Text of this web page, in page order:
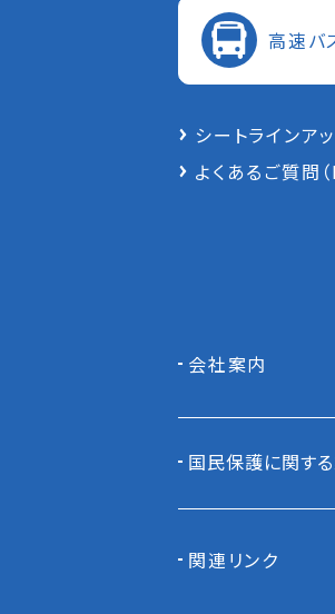
⾼速バ
シートラインア
よくあるご質問（
会社案内
国民保護に関す
関連リンク